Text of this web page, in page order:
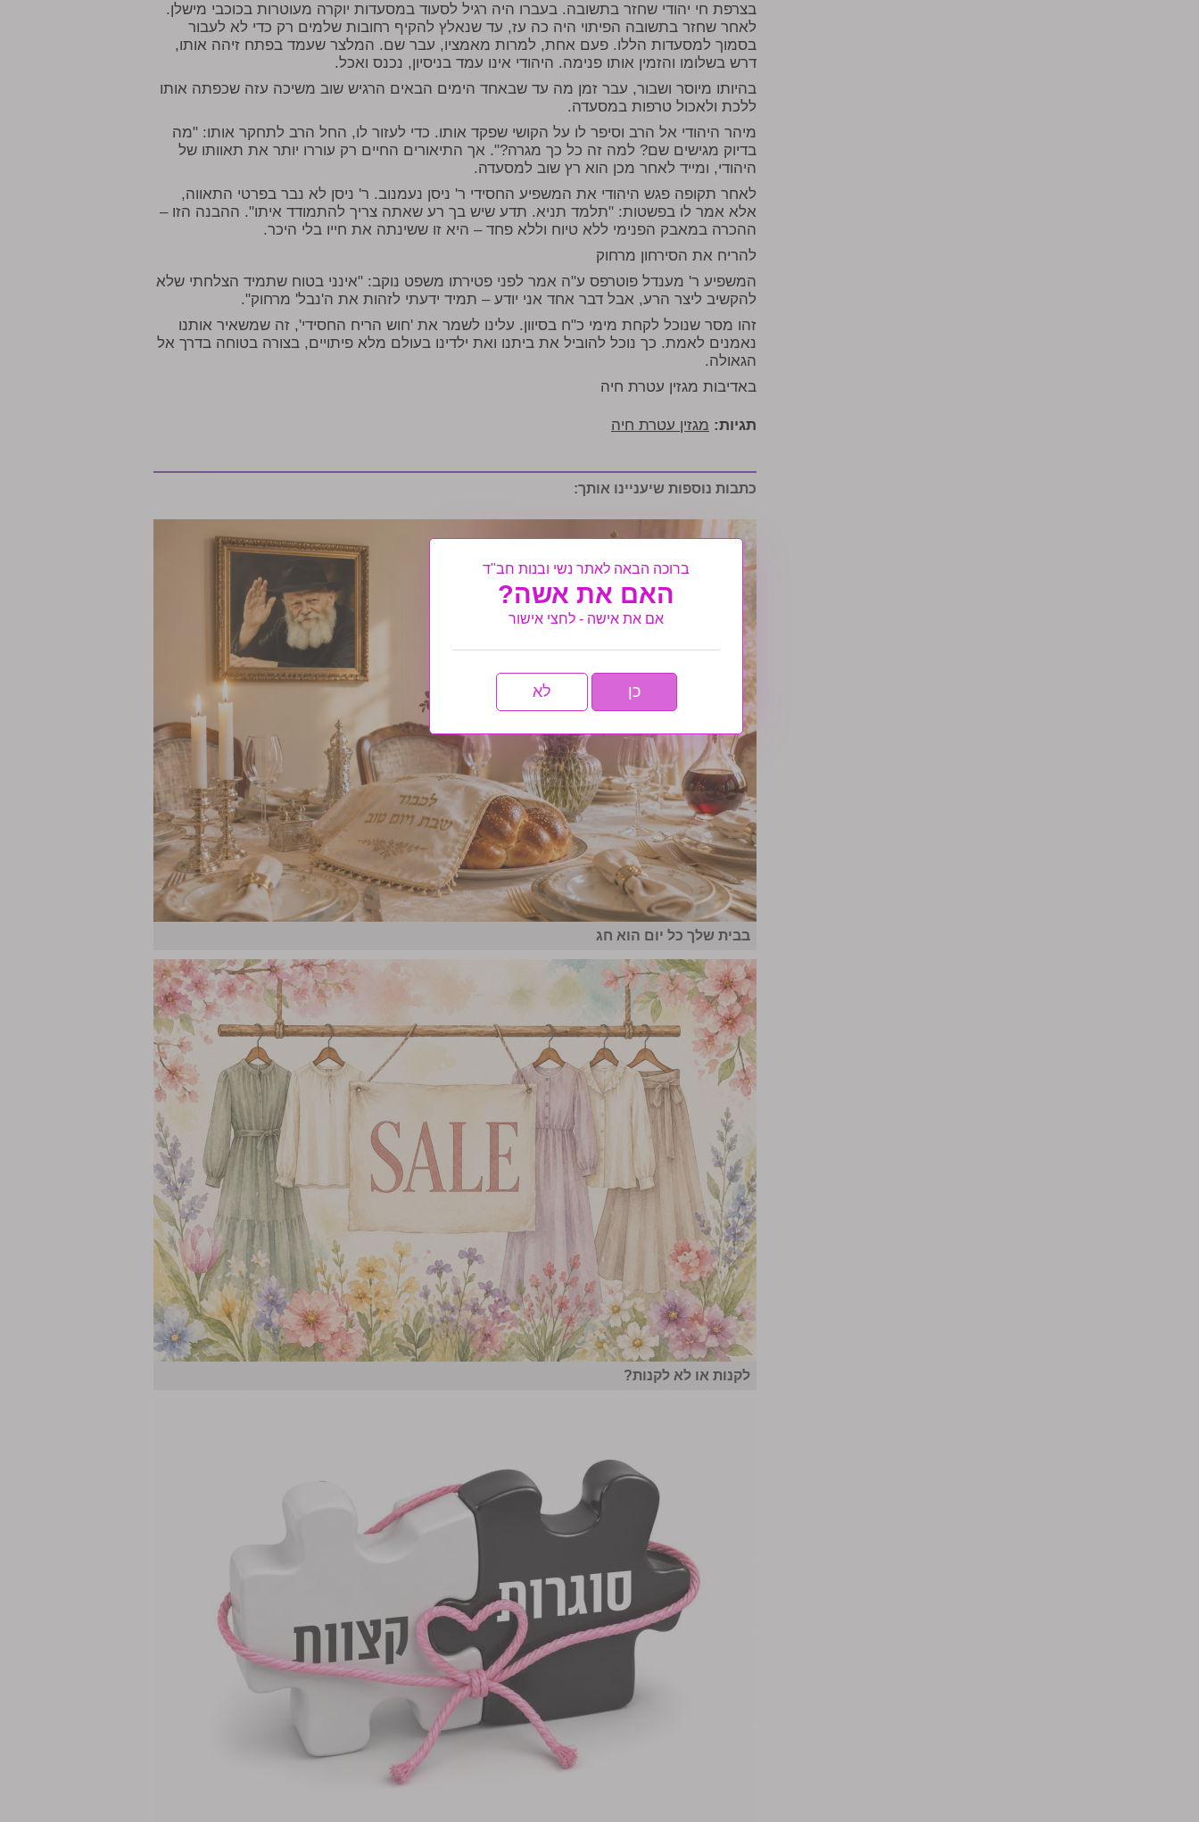
בצרפת חי יהודי שחזר בתשובה. בעברו היה רגיל לסעוד במסעדות יוקרה מעוטרות בכוכבי מישלן.
לאחר שחזר בתשובה הפיתוי היה כה עז, עד שנאלץ להקיף רחובות שלמים רק כדי לא לעבור
בסמוך למסעדות הללו. פעם אחת, למרות מאמציו, עבר שם. המלצר שעמד בפתח זיהה אותו,
דרש בשלומו והזמין אותו פנימה. היהודי אינו עמד בניסיון, נכנס ואכל.
בהיותו מיוסר ושבור, עבר זמן מה עד שבאחד הימים הבאים הרגיש שוב משיכה עזה שכפתה אותו
ללכת ולאכול טרפות במסעדה.
מיהר היהודי אל הרב וסיפר לו על הקושי שפקד אותו. כדי לעזור לו, החל הרב לתחקר אותו: "מה
בדיוק מגישים שם? למה זה כל כך מגרה?". אך התיאורים החיים רק עוררו יותר את תאוותו של
היהודי, ומייד לאחר מכן הוא רץ שוב למסעדה.
לאחר תקופה פגש היהודי את המשפיע החסידי ר' ניסן נעמנוב. ר' ניסן לא נבר בפרטי התאווה,
אלא אמר לו בפשטות: "תלמד תניא. תדע שיש בך רע שאתה צריך להתמודד איתו". ההבנה הזו –
ההכרה במאבק הפנימי ללא טיוח וללא פחד – היא זו ששינתה את חייו בלי היכר.
להריח את הסירחון מרחוק
המשפיע ר' מענדל פוטרפס ע"ה אמר לפני פטירתו משפט נוקב: "אינני בטוח שתמיד הצלחתי שלא
להקשיב ליצר הרע, אבל דבר אחד אני יודע – תמיד ידעתי לזהות את ה'נבל' מרחוק".
זהו מסר שנוכל לקחת מימי כ"ח בסיוון. עלינו לשמר את 'חוש הריח החסידי', זה שמשאיר אותנו
נאמנים לאמת. כך נוכל להוביל את ביתנו ואת ילדינו בעולם מלא פיתויים, בצורה בטוחה בדרך אל
הגאולה.
באדיבות מגזין עטרת חיה
תגיות: מגזין עטרת חיה
כתבות נוספות שיעניינו אותך:
בבית שלך כל יום הוא חג
לקנות או לא לקנות?
ברוכה הבאה לאתר נשי ובנות חב"ד
האם את אשה?
אם את אישה - לחצי אישור
כן לא